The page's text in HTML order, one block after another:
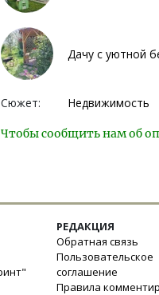
Дачу с уютной
Сюжет: Недвижимость
Чтобы сообщить нам об
РЕДАКЦИЯ
Обратная связь
Пользовательское
соглашение
Правила